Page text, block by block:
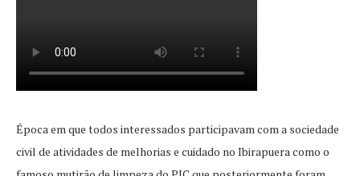
Época em que todos interessados participavam com a sociedade
civil de atividades de melhorias e cuidado no Ibirapuera como o